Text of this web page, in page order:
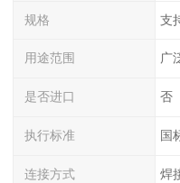
规格 支
用途范围 广
是否进口 否
执行标准 国
连接方式 焊